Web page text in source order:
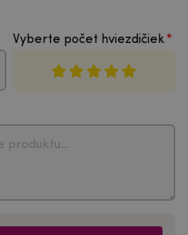
Vyberte počet hviezdičiek